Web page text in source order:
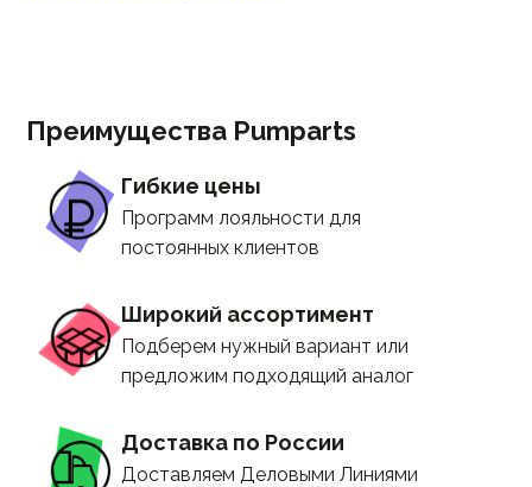
Преимущества Pumparts
Гибкие цены
Программ лояльности для
постоянных клиентов
Широкий ассортимент
Подберем нужный вариант или
предложим подходящий аналог
Доставка по России
Доставляем Деловыми Линиями